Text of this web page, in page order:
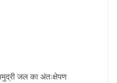
जल का अंतःक्षेपण